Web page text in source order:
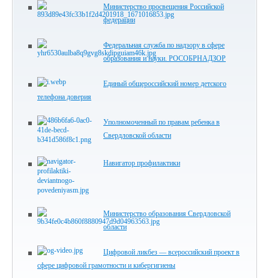
Министерство просвещения Российской
федерации
Федеральная служба по надзору в сфере
образования и науки. РОСОБРНАДЗОР
Единый общероссийский номер детского
телефона доверия
Уполномоченный по правам ребенка в
Свердловской области
Навигатор профилактики
Министерство образования Свердловской
области
Цифровой ликбез — всероссийский проект в
сфере цифровой грамотности и кибергигиены